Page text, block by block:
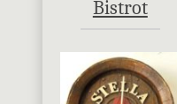
Bistrot